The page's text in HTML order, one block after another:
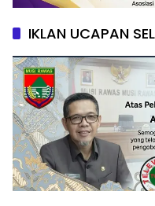
IKLAN UCAPAN